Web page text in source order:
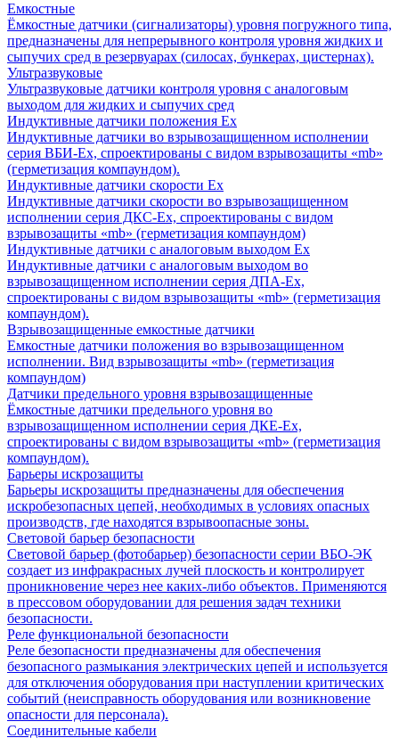
Емкостные
Ёмкостные датчики (сигнализаторы) уровня погружного типа,
предназначены для непрерывного контроля уровня жидких и
сыпучих сред в резервуарах (силосах, бункерах, цистернах).
Ультразвуковые
Ультразвуковые датчики контроля уровня с аналоговым
выходом для жидких и сыпучих сред
Индуктивные датчики положения Ех
Индуктивные датчики во взрывозащищенном исполнении
серия ВБИ-Ех, спроектированы с видом взрывозащиты «mb»
(герметизация компаундом).
Индуктивные датчики скорости Ех
Индуктивные датчики скорости во взрывозащищенном
исполнении серия ДКС-Ех, спроектированы с видом
взрывозащиты «mb» (герметизация компаундом)
Индуктивные датчики с аналоговым выходом Ех
Индуктивные датчики с аналоговым выходом во
взрывозащищенном исполнении серия ДПА-Ех,
спроектированы с видом взрывозащиты «mb» (герметизация
компаундом).
Взрывозащищенные емкостные датчики
Емкостные датчики положения во взрывозащищенном
исполнении. Вид взрывозащиты «mb» (герметизация
компаундом)
Датчики предельного уровня взрывозащищенные
Ёмкостные датчики предельного уровня во
взрывозащищенном исполнении серия ДКЕ-Ех,
спроектированы с видом взрывозащиты «mb» (герметизация
компаундом).
Барьеры искрозащиты
Барьеры искрозащиты предназначены для обеспечения
искробезопасных цепей, необходимых в условиях опасных
производств, где находятся взрывоопасные зоны.
Световой барьер безопасности
Световой барьер (фотобарьер) безопасности серии ВБО-ЭК
создает из инфракрасных лучей плоскость и контролирует
проникновение через нее каких-либо объектов. Применяются
в прессовом оборудовании для решения задач техники
безопасности.
Реле функциональной безопасности
Реле безопасности предназначены для обеспечения
безопасного размыкания электрических цепей и используется
для отключения оборудования при наступлении критических
событий (неисправность оборудования или возникновение
опасности для персонала).
Соединительные кабели